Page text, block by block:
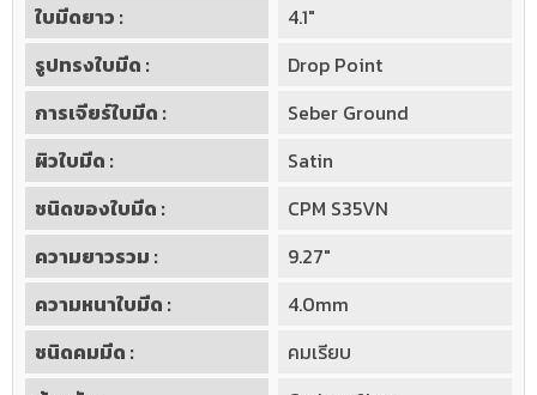
ใบมีดยาว :
4.1"
รูปทรงใบมีด :
Drop Point
การเจียร์ใบมีด :
Seber Ground
ผิวใบมีด :
Satin
ชนิดของใบมีด :
CPM S35VN
ความยาวรวม :
9.27"
ความหนาใบมีด :
4.0mm
ชนิดคมมีด :
คมเรียบ